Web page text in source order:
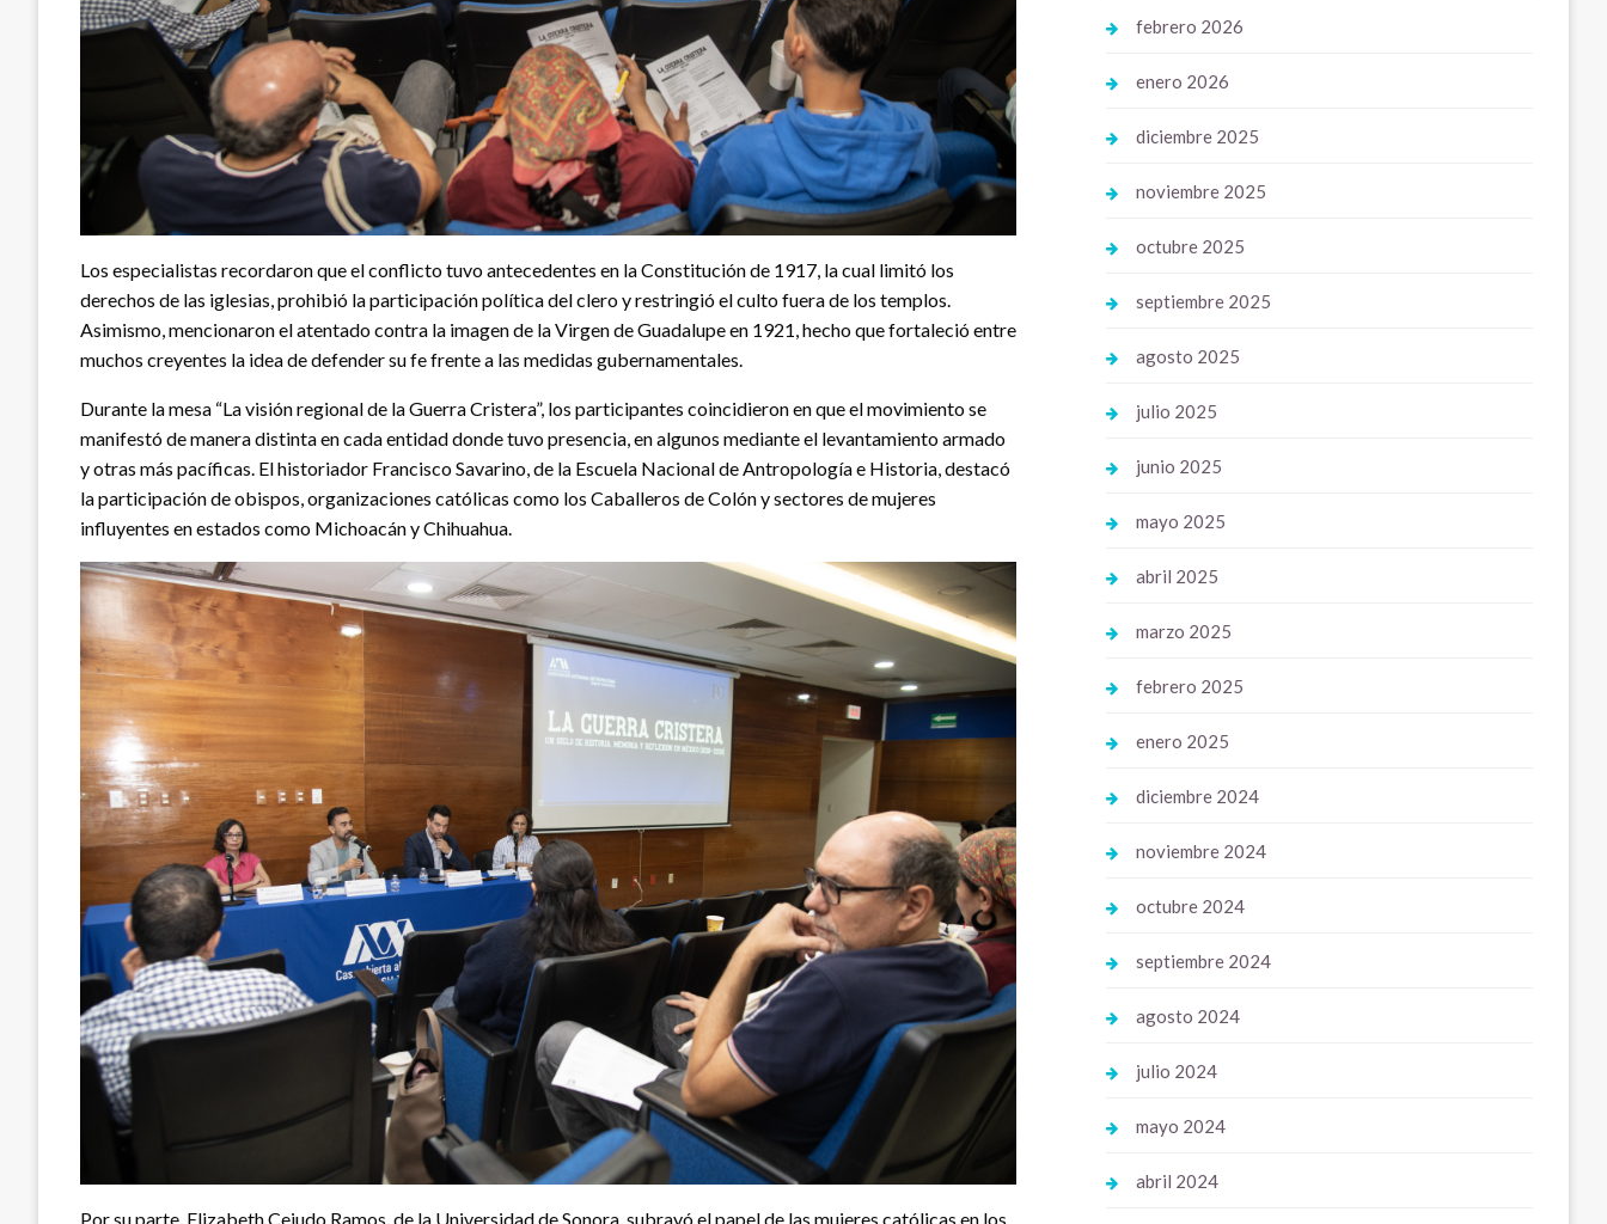
Los especialistas recordaron que el conflicto tuvo antecedentes en la Constitución de 1917, la cual limitó los
derechos de las iglesias, prohibió la participación política del clero y restringió el culto fuera de los templos.
Asimismo, mencionaron el atentado contra la imagen de la Virgen de Guadalupe en 1921, hecho que fortaleció entre
muchos creyentes la idea de defender su fe frente a las medidas gubernamentales.
Durante la mesa “La visión regional de la Guerra Cristera”, los participantes coincidieron en que el movimiento se
manifestó de manera distinta en cada entidad donde tuvo presencia, en algunos mediante el levantamiento armado
y otras más pacíficas. El historiador Francisco Savarino, de la Escuela Nacional de Antropología e Historia, destacó
la participación de obispos, organizaciones católicas como los Caballeros de Colón y sectores de mujeres
influyentes en estados como Michoacán y Chihuahua.
Por su parte, Elizabeth Cejudo Ramos, de la Universidad de Sonora, subrayó el papel de las mujeres católicas en los
febrero 2026
enero 2026
diciembre 2025
noviembre 2025
octubre 2025
septiembre 2025
agosto 2025
julio 2025
junio 2025
mayo 2025
abril 2025
marzo 2025
febrero 2025
enero 2025
diciembre 2024
noviembre 2024
octubre 2024
septiembre 2024
agosto 2024
julio 2024
mayo 2024
abril 2024